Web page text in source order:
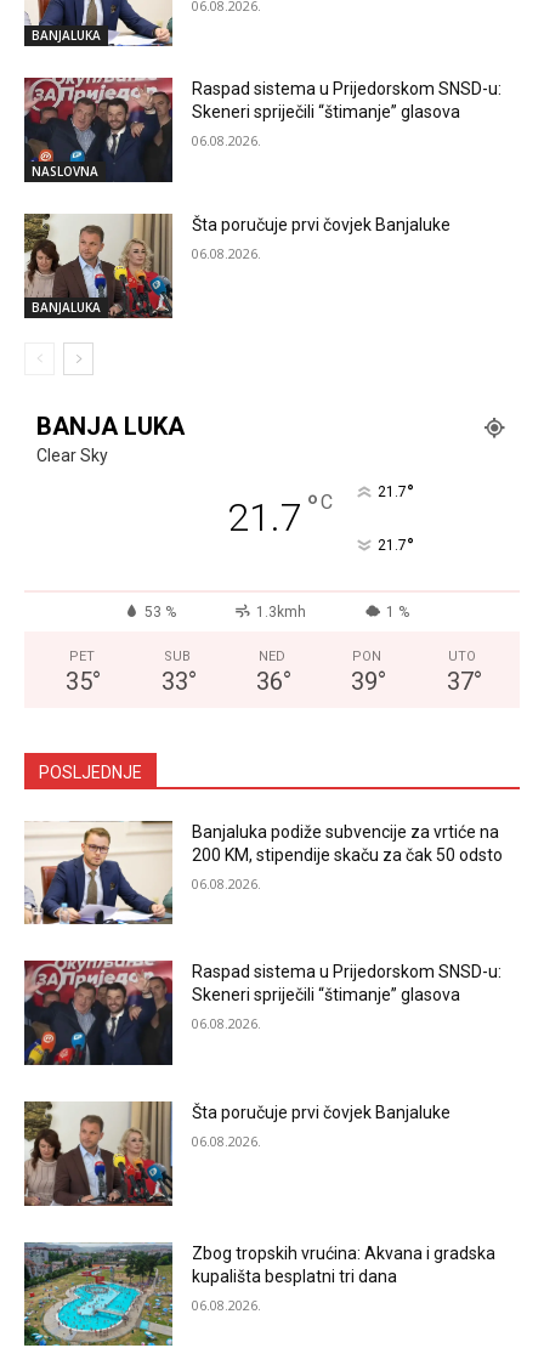
BANJALUKA
06.08.2026.
NASLOVNA
Raspad sistema u Prijedorskom SNSD-u:
Skeneri spriječili “štimanje” glasova
06.08.2026.
BANJALUKA
Šta poručuje prvi čovjek Banjaluke
06.08.2026.
BANJA LUKA
Clear Sky
21.7 °C 21.7°
21.7°
53 % 1.3kmh 1 %
PET
35°
SUB
33°
NED
36°
PON
39°
UTO
37°
POSLJEDNJE
Banjaluka podiže subvencije za vrtiće na
200 KM, stipendije skaču za čak 50 odsto
06.08.2026.
Raspad sistema u Prijedorskom SNSD-u:
Skeneri spriječili “štimanje” glasova
06.08.2026.
Šta poručuje prvi čovjek Banjaluke
06.08.2026.
Zbog tropskih vrućina: Akvana i gradska
kupališta besplatni tri dana
06.08.2026.